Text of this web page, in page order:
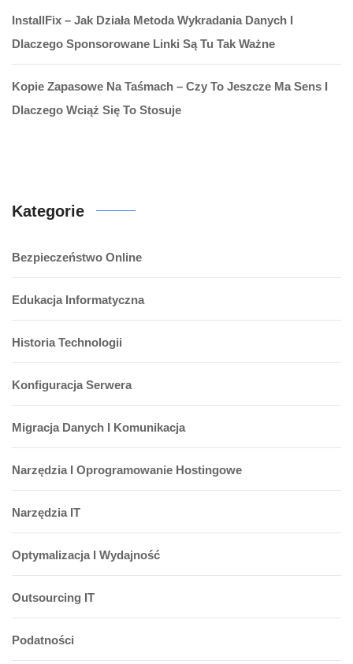
InstallFix – Jak Działa Metoda Wykradania Danych I
Dlaczego Sponsorowane Linki Są Tu Tak Ważne
Kopie Zapasowe Na Taśmach – Czy To Jeszcze Ma Sens I
Dlaczego Wciąż Się To Stosuje
Kategorie
Bezpieczeństwo Online
Edukacja Informatyczna
Historia Technologii
Konfiguracja Serwera
Migracja Danych I Komunikacja
Narzędzia I Oprogramowanie Hostingowe
Narzędzia IT
Optymalizacja I Wydajność
Outsourcing IT
Podatności